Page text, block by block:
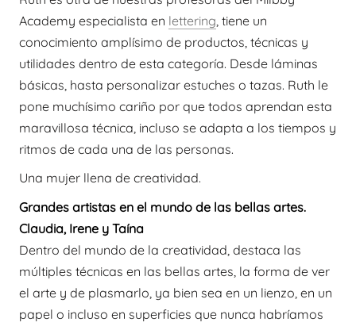
Academy especialista en lettering , tiene un
conocimiento amplísimo de productos, técnicas y
utilidades dentro de esta categoría. Desde láminas
básicas, hasta personalizar estuches o tazas. Ruth le
pone muchísimo cariño por que todos aprendan esta
maravillosa técnica, incluso se adapta a los tiempos y
ritmos de cada una de las personas.
Una mujer llena de creatividad.
Grandes artistas en el mundo de las bellas artes.
Claudia, Irene y Taína
Dentro del mundo de la creatividad, destaca las
múltiples técnicas en las bellas artes, la forma de ver
el arte y de plasmarlo, ya bien sea en un lienzo, en un
papel o incluso en superficies que nunca habríamos